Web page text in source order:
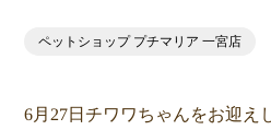
ペットショップ プチマリア 一宮店
6月27日チワワちゃんをお迎え